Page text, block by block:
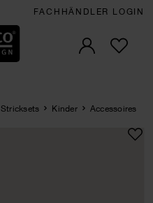
FACHHÄNDLER LOGIN
Stricksets Kinder Accessoires